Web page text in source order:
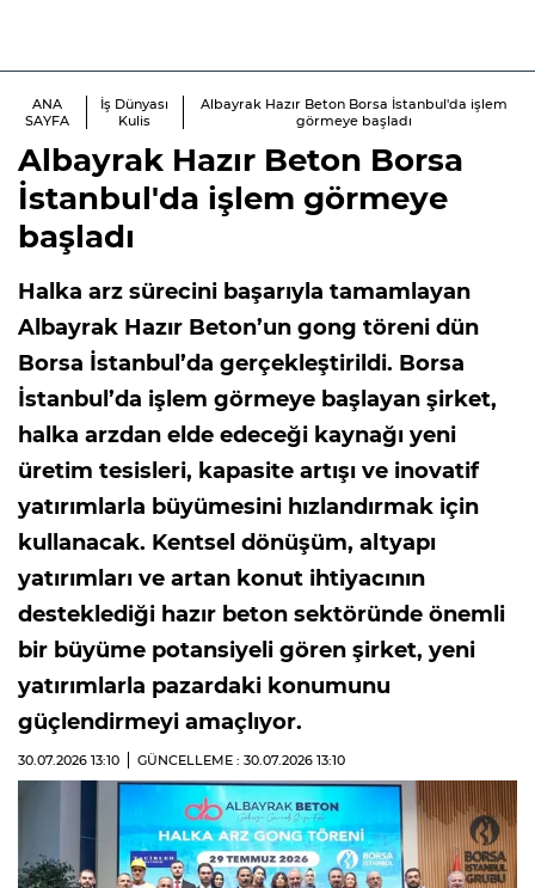
ANA
SAYFA
İş Dünyası
Kulis
Albayrak Hazır Beton Borsa İstanbul'da işlem
görmeye başladı
Albayrak Hazır Beton Borsa
İstanbul'da işlem görmeye
başladı
Halka arz sürecini başarıyla tamamlayan
Albayrak Hazır Beton’un gong töreni dün
Borsa İstanbul’da gerçekleştirildi. Borsa
İstanbul’da işlem görmeye başlayan şirket,
halka arzdan elde edeceği kaynağı yeni
üretim tesisleri, kapasite artışı ve inovatif
yatırımlarla büyümesini hızlandırmak için
kullanacak. Kentsel dönüşüm, altyapı
yatırımları ve artan konut ihtiyacının
desteklediği hazır beton sektöründe önemli
bir büyüme potansiyeli gören şirket, yeni
yatırımlarla pazardaki konumunu
güçlendirmeyi amaçlıyor.
30.07.2026 13:10 GÜNCELLEME : 30.07.2026 13:10